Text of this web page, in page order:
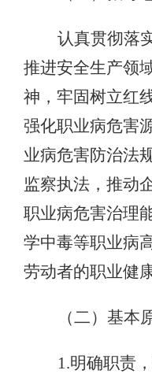
认真贯彻落
推进安全生产领
神，牢固树立红
强化职业病危害
业病危害防治法
监察执法，推动
职业病危害治理
学中毒等职业病
劳动者的职业健康
（二）基本
1.明确职责